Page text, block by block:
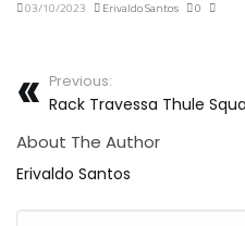
03/10/2023 Erivaldo Santos 0
Previous:
Rack Travessa Thule
About The Author
Erivaldo Santos